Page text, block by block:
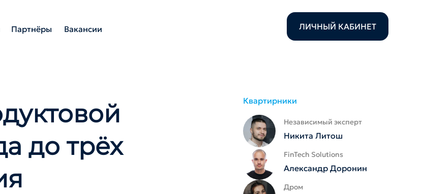
Партнёры Вакансии ЛИЧНЫЙ КАБИНЕТ
до трёх
Квартирники
Независимый эксперт
Никита Литош
FinTech Solutions
Александр Доронин
Дром